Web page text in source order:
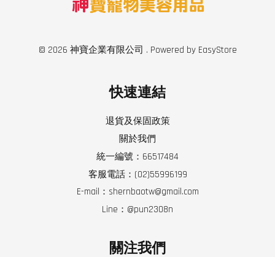
© 2026 神寶企業有限公司 . Powered by EasyStore
快速連結
退貨及保固政策
關於我們
統一編號：66517484
客服電話：(02)55996199
E-mail：shernbaotw@gmail.com
Line：@pun2308n
關注我們